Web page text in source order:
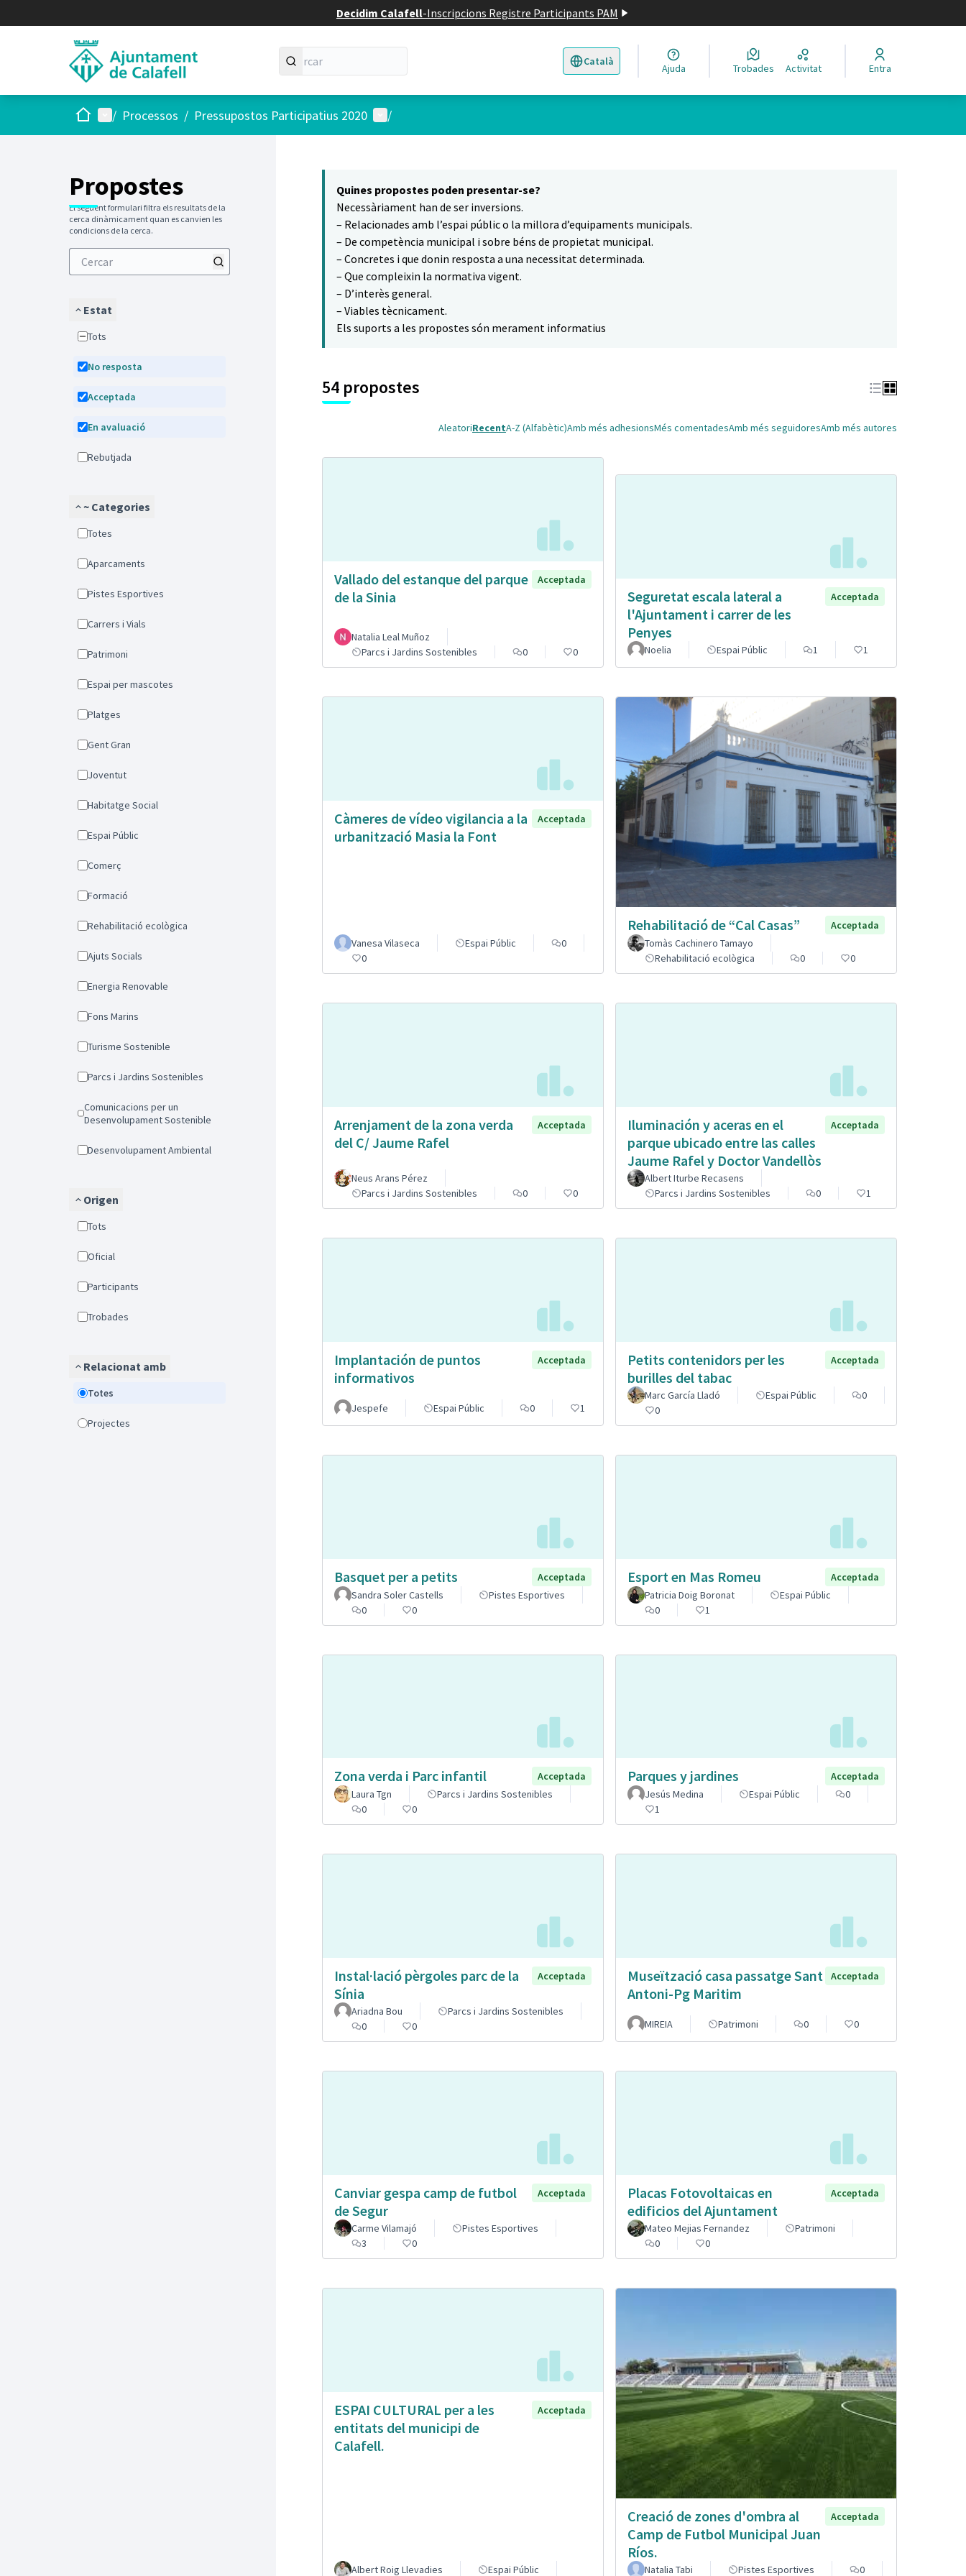
Decidim Calafell-Inscripcions Registre Participants PAM
Català
Triar la llengua Elegir el idioma
Ajuda Trobades Activitat Entra
Inici Menú principal
/ Processos / Pressupostos Participatius 2020 Menú d'usuari
/
Propostes
El següent formulari filtra els resultats de la
cerca dinàmicament quan es canvien les
condicions de la cerca.
Estat
Tots
No resposta
Acceptada
En avaluació
Rebutjada
~ Categories
Totes
Aparcaments
Pistes Esportives
Carrers i Vials
Patrimoni
Espai per mascotes
Platges
Gent Gran
Joventut
Habitatge Social
Espai Públic
Comerç
Formació
Rehabilitació ecològica
Ajuts Socials
Energia Renovable
Fons Marins
Turisme Sostenible
Parcs i Jardins Sostenibles
Comunicacions per un
Desenvolupament Sostenible
Desenvolupament Ambiental
Origen
Tots
Oficial
Participants
Trobades
Relacionat amb
Totes
Projectes
10
Quines propostes poden presentar-se?
Necessàriament han de ser inversions.
– Relacionades amb l’espai públic o la millora d’equipaments municipals.
– De competència municipal i sobre béns de propietat municipal.
– Concretes i que donin resposta a una necessitat determinada.
– Que compleixin la normativa vigent.
– D’interès general.
– Viables tècnicament.
Els suports a les propostes són merament informatius
54 propostes
AleatoriRecentA-Z (Alfabètic)Amb més adhesionsMés comentadesAmb més seguidoresAmb més autores
Vallado del estanque del parque
de la Sinia
Acceptada
Natalia Leal Muñoz
Parcs i Jardins Sostenibles
0 0
Seguretat escala lateral a
l'Ajuntament i carrer de les
Penyes
Acceptada
Noelia Espai Públic 1 1
Càmeres de vídeo vigilancia a la
urbanització Masia la Font
Acceptada
Vanesa Vilaseca Espai Públic
0
0
Rehabilitació de “Cal Casas”
Acceptada
Tomàs Cachinero Tamayo
Rehabilitació ecològica
0 0
Arrenjament de la zona verda
del C/ Jaume Rafel
Acceptada
Neus Arans Pérez
Parcs i Jardins Sostenibles
0 0
Iluminación y aceras en el
parque ubicado entre las calles
Jaume Rafel y Doctor Vandellòs
Acceptada
Albert Iturbe Recasens
Parcs i Jardins Sostenibles
0 1
Implantación de puntos
informativos
Acceptada
Jespefe Espai Públic 0 1
Petits contenidors per les
burilles del tabac
Acceptada
Marc García Lladó Espai Públic
0
0
Basquet per a petits
Acceptada
Sandra Soler Castells
Pistes Esportives
0
0
Esport en Mas Romeu
Acceptada
Patricia Doig Boronat
Espai Públic
0
1
Zona verda i Parc infantil
Acceptada
Laura Tgn
Parcs i Jardins Sostenibles
0
0
Parques y jardines
Acceptada
Jesús Medina
Espai Públic
0
1
Instal·lació pèrgoles parc de la
Sínia
Acceptada
Ariadna Bou
Parcs i Jardins Sostenibles
0
0
Museïtzació casa passatge Sant
Antoni-Pg Maritim
Acceptada
MIREIA Patrimoni 0 0
Canviar gespa camp de futbol
de Segur
Acceptada
Carme Vilamajó
Pistes Esportives
3
0
Placas Fotovoltaicas en
edificios del Ajuntament
Acceptada
Mateo Mejias Fernandez
Patrimoni
0
0
ESPAI CULTURAL per a les
entitats del municipi de
Calafell.
Acceptada
Albert Roig Llevadies Espai Públic
Creació de zones d'ombra al
Camp de Futbol Municipal Juan
Ríos.
Acceptada
Natalia Tabi Pistes Esportives 0